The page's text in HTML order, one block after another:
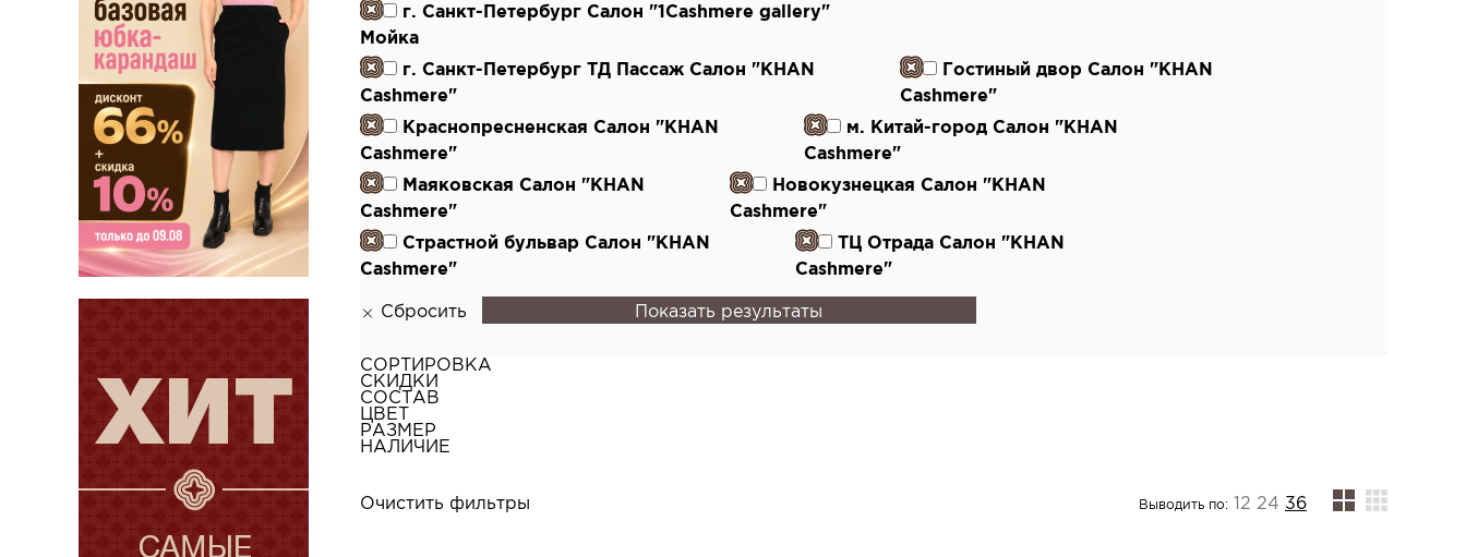
г. Санкт-Петербург Салон "1Cashmere gallery"
Мойка
г. Санкт-Петербург ТД Пассаж Салон "KHAN
Cashmere"
Гостиный двор Салон "KHAN
Cashmere"
Краснопресненская Салон "KHAN
Cashmere"
м. Китай-город Салон "KHAN
Cashmere"
Маяковская Салон "KHAN
Cashmere"
Новокузнецкая Салон "KHAN
Cashmere"
Страстной бульвар Салон "KHAN
Cashmere"
ТЦ Отрада Салон "KHAN
Cashmere"
Сбросить Показать результаты
СОРТИРОВКА
СКИДКИ
СОСТАВ
ЦВЕТ
РАЗМЕР
НАЛИЧИЕ
Очистить фильтры Выводить по: 12 24 36